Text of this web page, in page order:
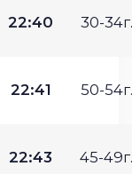
22:40 30-34г.
22:41 50-54г.
22:43 45-49г.